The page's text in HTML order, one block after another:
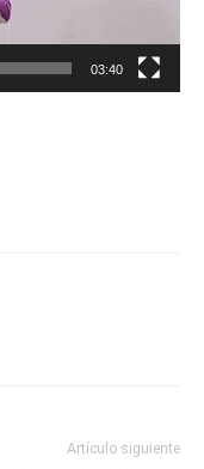
03:40
Artículo siguiente